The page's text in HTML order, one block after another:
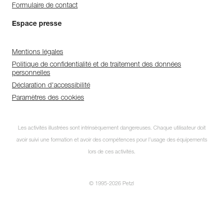
Formulaire de contact
Espace presse
Mentions légales
Politique de confidentialité et de traitement des données
personnelles
Déclaration d'accessibilité
Paramètres des cookies
Les activités illustrées sont intrinsèquement dangereuses. Chaque utilisateur doit
avoir suivi une formation et avoir des compétences pour l’usage des équipements
lors de ces activités.
© 1995-2026 Petzl